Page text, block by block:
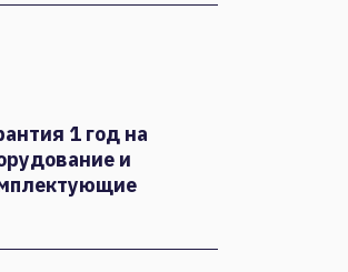
1 год на
и